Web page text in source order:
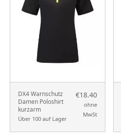
DX4 Warnschutz
Damen Poloshirt
kurzarm
Über 100 auf Lager
€18.40
ohne
MwSt